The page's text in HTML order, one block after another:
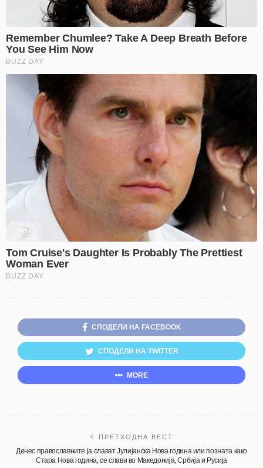
СПОДЕЛИ НА FACEBOOK
СПОДЕЛИ НА TWITTER
MORE
ПРЕТХОДНА ВЕСТ
Денес православните ја слават Јулијанска Нова година или позната како
Стара Нова година, се слави во Македонија, Србија и Русија